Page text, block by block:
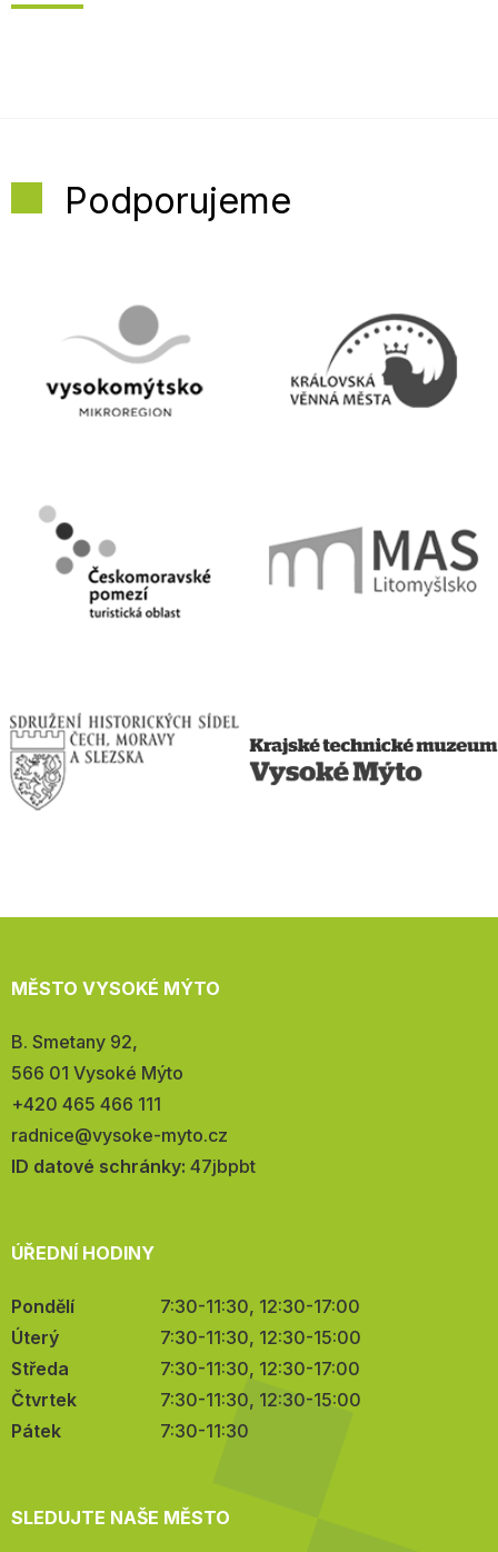
Podporujeme
MĚSTO VYSOKÉ MÝTO
Adresa:
B. Smetany 92,
566 01 Vysoké Mýto
Telefon:
+420 465 466 111
E-
mail:
radnice@vysoke-myto.cz
ID datové schránky: 47jbpbt
ÚŘEDNÍ HODINY
Pondělí
7:30-11:30, 12:30-17:00
Úterý
7:30-11:30, 12:30-15:00
Středa
7:30-11:30, 12:30-17:00
Čtvrtek
7:30-11:30, 12:30-15:00
Pátek
7:30-11:30
SLEDUJTE NAŠE MĚSTO